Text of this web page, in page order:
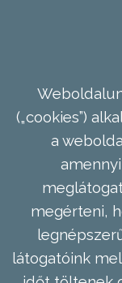
(„cookies”)
a
megérteni,
látogatóink